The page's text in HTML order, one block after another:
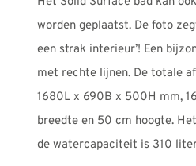
worden geplaatst. De foto
een strak interieur’! Een
met rechte lijnen. De totale
1680L x 690B x 500H mm,
breedte en 50 cm hoogte.
de watercapaciteit is 310